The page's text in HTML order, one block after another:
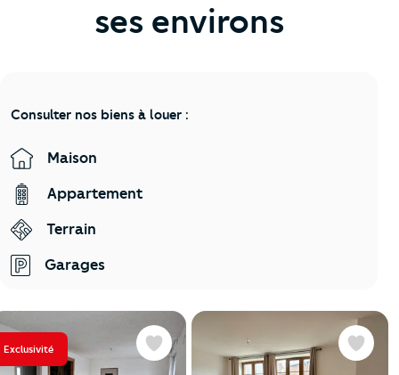
ses environs
Consulter nos biens à louer :
Maison
Appartement
Terrain
Garages
Exclusivité Favoris Favoris